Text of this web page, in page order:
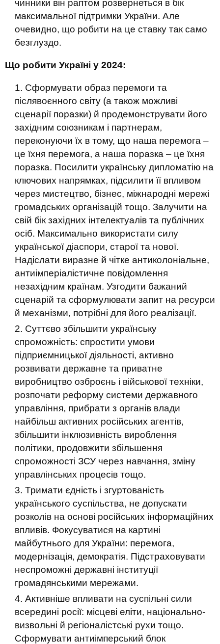
чинники він раптом розвернеться в бік
максимальної підтримки України. Але
очевидно, що робити на це ставку так само
безглуздо.
Що робити Україні у 2024:
Сформувати образ перемоги та
післявоєнного світу (а також можливі
сценарії поразки) й продемонструвати його
західним союзникам і партнерам,
переконуючи їх в тому, що наша перемога –
це їхня перемога, а наша поразка – це їхня
поразка. Посилити українську дипломатію на
ключових напрямках, підсилити її впливом
через мистецтво, бізнес, міжнародні мережі
громадських організацій тощо. Залучити на
свій бік західних інтелектуалів та публічних
осіб. Максимально використати силу
української діаспори, старої та нової.
Надіслати виразне й чітке антиколоніальне,
антиімперіалістичне повідомлення
незахідним країнам. Узгодити бажаний
сценарій та сформулювати запит на ресурси
й механізми, потрібні для його реалізації.
Суттєво збільшити українську
спроможність: спростити умови
підприємницької діяльності, активно
розвивати державне та приватне
виробництво озброєнь і військової техніки,
розпочати реформу системи державного
управління, прибрати з органів влади
найбільш активних російських агентів,
збільшити інклюзивність вироблення
політики, продовжити збільшення
спроможності ЗСУ через навчання, зміну
управлінських процесів тощо.
Тримати єдність і згуртованість
українського суспільства, не допускати
розколів на основі російських інформаційних
впливів. Фокусуватися на картині
майбутнього для України: перемога,
модернізація, демократія. Підстраховувати
неспроможні державні інституції
громадянськими мережами.
Активніше впливати на суспільні сили
всередині росії: місцеві еліти, національно-
визвольні й регіоналістські рухи тощо.
Сформувати антиімперський блок